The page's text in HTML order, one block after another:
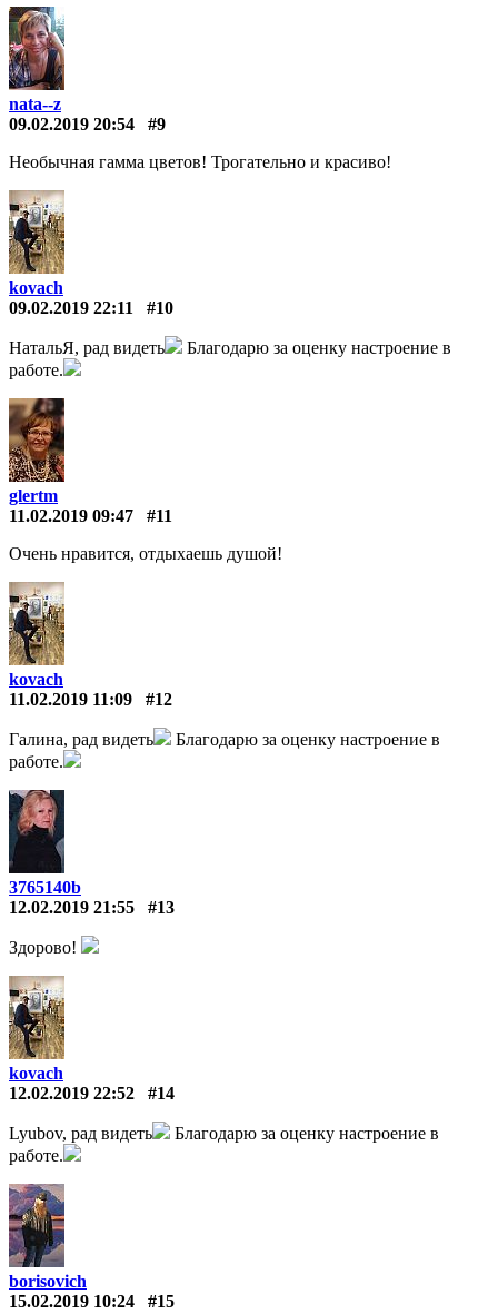
nata--z
09.02.2019 20:54
#9
Необычная гамма цветов! Трогательно и красиво!
kovach
09.02.2019 22:11
#10
НатальЯ, рад видеть
Благодарю за оценку настроение в
работе.
glertm
11.02.2019 09:47
#11
Очень нравится, отдыхаешь душой!
kovach
11.02.2019 11:09
#12
Галина, рад видеть
Благодарю за оценку настроение в
работе.
3765140b
12.02.2019 21:55
#13
Здорово!
kovach
12.02.2019 22:52
#14
Lyubov, рад видеть
Благодарю за оценку настроение в
работе.
borisovich
15.02.2019 10:24
#15